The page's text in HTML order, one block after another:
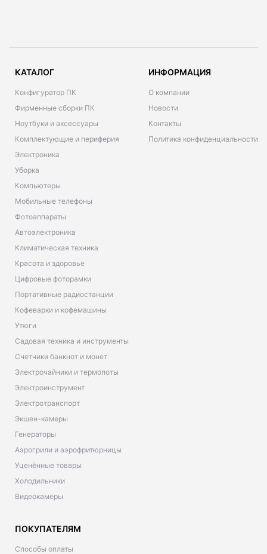
КАТАЛОГ
Конфигуратор ПК
Фирменные сборки ПК
Ноутбуки и аксессуары
Комплектующие и периферия
Электроника
Уборка
Компьютеры
Мобильные телефоны
Фотоаппараты
Автоэлектроника
Климатическая техника
Красота и здоровье
Цифровые фоторамки
Портативные радиостанции
Кофеварки и кофемашины
Утюги
Садовая техника и инструменты
Счетчики банкнот и монет
Электрочайники и термопоты
Электроинструмент
Электротранспорт
Экшен-камеры
Генераторы
Аэрогрили и аэрофритюрницы
Уценённые товары
Холодильники
Видеокамеры
ИНФОРМАЦИЯ
О компании
Новости
Контакты
Политика конфиденциальности
ПОКУПАТЕЛЯМ
Способы оплаты